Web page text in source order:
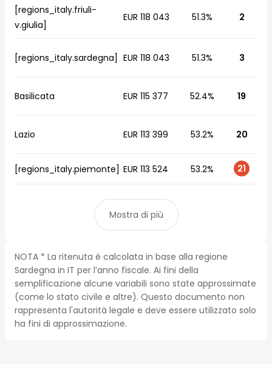
[regions_italy.friuli-
v.giulia]
EUR 118 043 51.3% 2
[regions_italy.sardegna] EUR 118 043 51.3% 3
Basilicata EUR 115 377 52.4% 19
Lazio EUR 113 399 53.2% 20
[regions_italy.piemonte] EUR 113 524 53.2% 21
Mostra di più
NOTA * La ritenuta è calcolata in base alla regione
Sardegna in IT per l’anno fiscale. Ai fini della
semplificazione alcune variabili sono state approssimate
(come lo stato civile e altre). Questo documento non
rappresenta l'autorità legale e deve essere utilizzato solo
ha fini di approssimazione.